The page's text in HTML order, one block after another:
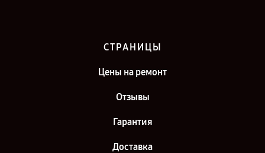
СТРАНИЦЫ
Цены на ремонт
Отзывы
Гарантия
Доставка